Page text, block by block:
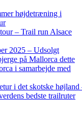
højdetræning i
– Trail run Alsace
2025 – Udsolgt
på Mallorca dette
i samarbejde med
i det skotske højland
bedste trailruter